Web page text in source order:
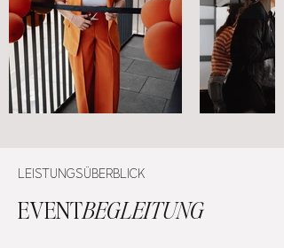
LEISTUNGSÜBERBLICK
EVENTBEGLEITUNG